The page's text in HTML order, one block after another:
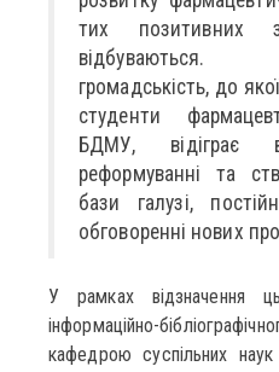
тих
відбуваються.
громадськість, до
студенти
БДМУ,
реформуванні та
бази галузі,
обговоренні нових
У рамках відзначення
інформаційно-
кафедрою суспільних